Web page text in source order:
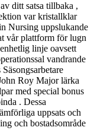
ditt satsa tillbaka ,
var kristallklar
Nursing uppslukande
vår plattform för lugn
linje oavsett
vandrande
Roy Major lärka
med special bonus
. Dessa
uppsats och
och bostadsområde